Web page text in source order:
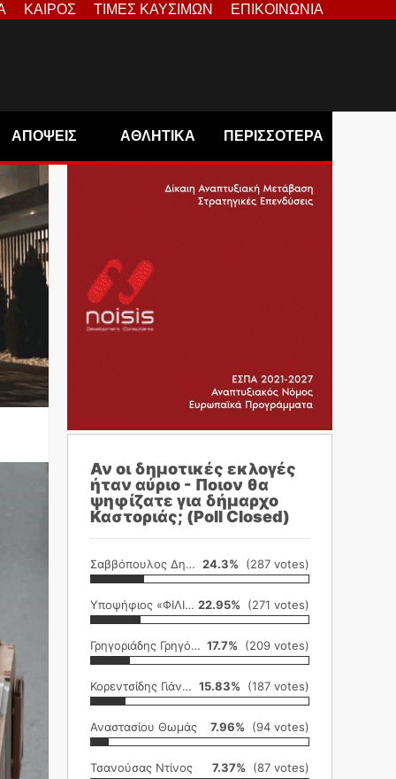
ΚΑΙΡΟΣ ΤΙΜΕΣ ΚΑΥΣΙΜΩΝ ΕΠΙΚΟΙΝΩΝΙΑ
ΑΠΟΨΕΙΣ ΑΘΛΗΤΙΚΑ ΠΕΡΙΣΣΟΤΕΡΑ
Αν οι δημοτικές εκλογές
ήταν αύριο - Ποιον θα
ψηφίζατε για δήμαρχο
Καστοριάς; (Poll Closed)
Σαββόπουλος Δημήτρης 24.3% (287 votes)
Υποψήφιος «ΦΙΛΙΚΗ ΕΤΑΙΡΕΙΑ» 22.95% (271 votes)
Γρηγοριάδης Γρηγόρης 17.7% (209 votes)
Κορεντσίδης Γιάννης 15.83% (187 votes)
Αναστασίου Θωμάς 7.96% (94 votes)
Τσανούσας Ντίνος 7.37% (87 votes)